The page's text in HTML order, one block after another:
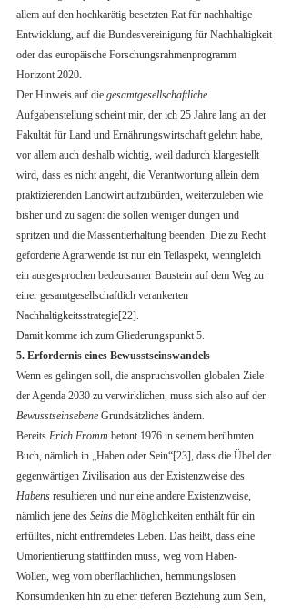
allem auf den hochkarätig besetzten Rat für nachhaltige
Entwicklung, auf die Bundesvereinigung für Nachhaltigkeit
oder das europäische Forschungsrahmenprogramm
Horizont 2020.
Der Hinweis auf die gesamtgesellschaftliche
Aufgabenstellung scheint mir, der ich 25 Jahre lang an der
Fakultät für Land und Ernährungswirtschaft gelehrt habe,
vor allem auch deshalb wichtig, weil dadurch klargestellt
wird, dass es nicht angeht, die Verantwortung allein dem
praktizierenden Landwirt aufzubürden, weiterzuleben wie
bisher und zu sagen: die sollen weniger düngen und
spritzen und die Massentierhaltung beenden. Die zu Recht
geforderte Agrarwende ist nur ein Teilaspekt, wenngleich
ein ausgesprochen bedeutsamer Baustein auf dem Weg zu
einer gesamtgesellschaftlich verankerten
Nachhaltigkeitsstrategie[22].
Damit komme ich zum Gliederungspunkt 5.
5. Erfordernis eines Bewusstseinswandels
Wenn es gelingen soll, die anspruchsvollen globalen Ziele
der Agenda 2030 zu verwirklichen, muss sich also auf der
Bewusstseinsebene Grundsätzliches ändern.
Bereits Erich Fromm betont 1976 in seinem berühmten
Buch, nämlich in „Haben oder Sein“[23], dass die Übel der
gegenwärtigen Zivilisation aus der Existenzweise des
Habens resultieren und nur eine andere Existenzweise,
nämlich jene des Seins die Möglichkeiten enthält für ein
erfülltes, nicht entfremdetes Leben. Das heißt, dass eine
Umorientierung stattfinden muss, weg vom Haben-
Wollen, weg vom oberflächlichen, hemmungslosen
Konsumdenken hin zu einer tieferen Beziehung zum Sein,